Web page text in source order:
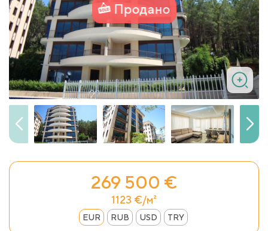
Продано
269 500 €
1123 €/м²
EUR RUB USD TRY